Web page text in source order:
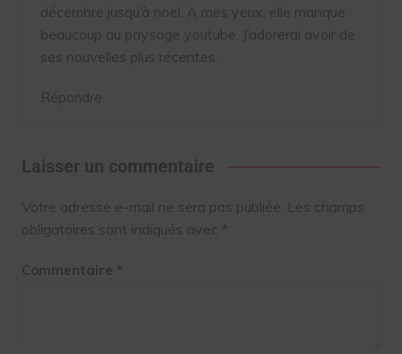
décembre jusqu’à noel. A mes yeux, elle manque
beaucoup au paysage youtube. J’adorerai avoir de
ses nouvelles plus récentes.
Répondre
Laisser un commentaire
Votre adresse e-mail ne sera pas publiée. Les champs
obligatoires sont indiqués avec *
Commentaire *